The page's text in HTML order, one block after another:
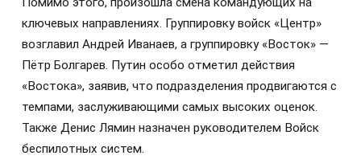
ключевых направлениях. Группировку войск «Центр»
возглавил Андрей Иванаев, а группировку «Восток» —
Пётр Болгарев. Путин особо отметил действия
«Востока», заявив, что подразделения продвигаются с
темпами, заслуживающими самых высоких оценок.
Также Денис Лямин назначен руководителем Войск
беспилотных систем.